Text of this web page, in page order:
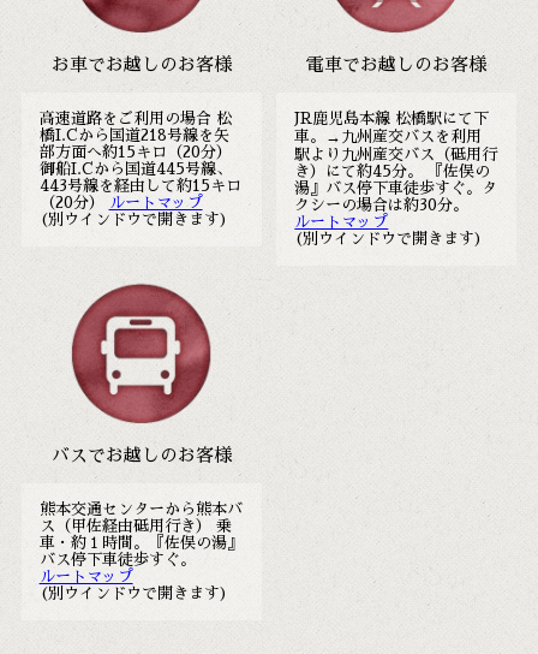
お車でお越しのお客様
高速道路をご利用の場合 松
橋I.Cから国道218号線を矢
部方面へ約15キロ（20分）
御船I.Cから国道445号線、
443号線を経由して約15キロ
（20分）
ルートマップ
(別ウインドウで開きます)
電車でお越しのお客様
JR鹿児島本線 松橋駅にて下
車。→九州産交バスを利用
駅より九州産交バス（砥用行
き）にて約45分。 『佐俣の
湯』バス停下車徒歩すぐ。タ
クシーの場合は約30分。
ルートマップ
(別ウインドウで開きます)
バスでお越しのお客様
熊本交通センターから熊本バ
ス（甲佐経由砥用行き） 乗
車・約１時間。『佐俣の湯』
バス停下車徒歩すぐ。
ルートマップ
(別ウインドウで開きます)